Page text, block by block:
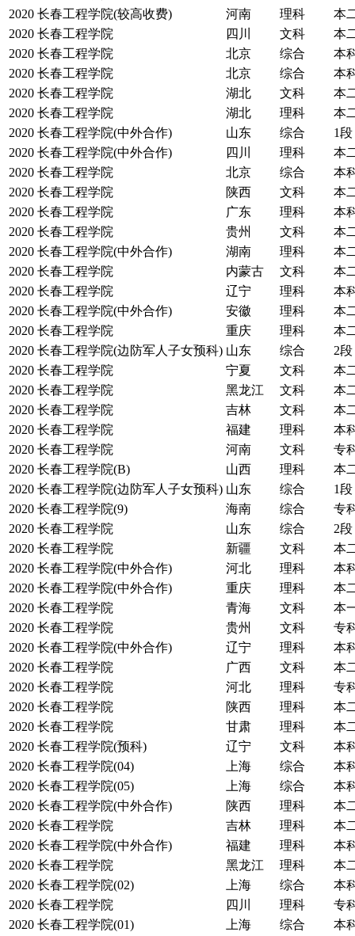
2020 长春工程学院(较高收费) 河南 理科
本
2020 长春工程学院 四川 文科
本
2020 长春工程学院 北京 综合
本
2020 长春工程学院 北京 综合
本
2020 长春工程学院 湖北 文科
本
2020 长春工程学院 湖北 理科
本
2020 长春工程学院(中外合作) 山东 综合
1段
2020 长春工程学院(中外合作) 四川 理科
本
2020 长春工程学院 北京 综合
本
2020 长春工程学院 陕西 文科
本
2020 长春工程学院 广东 理科
本
2020 长春工程学院 贵州 文科
本
2020 长春工程学院(中外合作) 湖南 理科
本
2020 长春工程学院 内蒙古 文科
本
2020 长春工程学院 辽宁 理科
本
2020 长春工程学院(中外合作) 安徽 理科
本
2020 长春工程学院 重庆 理科
本
2020 长春工程学院(边防军人子女预科) 山东 综合
2段
2020 长春工程学院 宁夏 文科
本
2020 长春工程学院 黑龙江 文科
本
2020 长春工程学院 吉林 文科
本
2020 长春工程学院 福建 理科
本
2020 长春工程学院 河南 文科
专
2020 长春工程学院(B) 山西 理科
本
2020 长春工程学院(边防军人子女预科) 山东 综合
1段
2020 长春工程学院(9) 海南 综合
专
2020 长春工程学院 山东 综合
2段
2020 长春工程学院 新疆 文科
本
2020 长春工程学院(中外合作) 河北 理科
本
2020 长春工程学院(中外合作) 重庆 理科
本
2020 长春工程学院 青海 文科
本
2020 长春工程学院 贵州 文科
专
2020 长春工程学院(中外合作) 辽宁 理科
本
2020 长春工程学院 广西 文科
本
2020 长春工程学院 河北 理科
专
2020 长春工程学院 陕西 理科
本
2020 长春工程学院 甘肃 理科
本
2020 长春工程学院(预科) 辽宁 文科
本
2020 长春工程学院(04) 上海 综合
本
2020 长春工程学院(05) 上海 综合
本
2020 长春工程学院(中外合作) 陕西 理科
本
2020 长春工程学院 吉林 理科
本
2020 长春工程学院(中外合作) 福建 理科
本
2020 长春工程学院 黑龙江 理科
本
2020 长春工程学院(02) 上海 综合
本
2020 长春工程学院 四川 理科
专
2020 长春工程学院(01) 上海 综合
本